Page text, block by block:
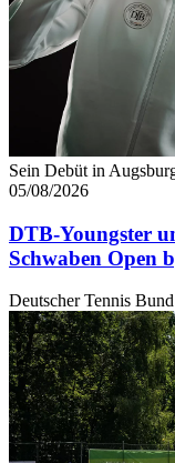
Sein Debüt in
05/08/2026
DTB-Youngster
Schwaben Open
Deutscher Tennis Bund